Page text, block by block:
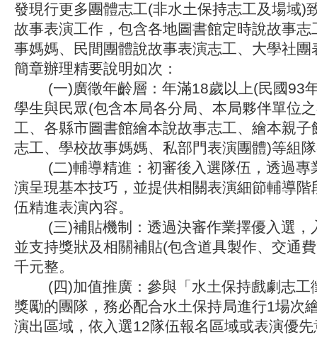
發現行更多團體志工(非水土保持志工及場域)
故事表演工作，包含各地圖書館定時說故事志
事媽媽、民間團體說故事表演志工、大學社團
簡章辦理精要說明如次：
(一)廣徵年齡層：年滿18歲以上(民國93
學生與民眾(包含本局各分局、本局夥伴單位
工、各縣市圖書館繪本說故事志工、繪本親子
志工、學校故事媽媽、私部門表演團體)等組
(二)輔導精進：初審後入選隊伍，透過專
演呈現基本技巧，並提供相關表演細節輔導階
伍精進表演內容。
(三)補貼機制：透過決審作業擇優入選，
並支持獎狀及相關補貼(包含道具製作、交通
千元整。
(四)加值推廣：參與「水土保持戲劇志工
獎勵的團隊，務必配合水土保持局進行1場次
演出區域，依入選12隊伍報名區域或表演優